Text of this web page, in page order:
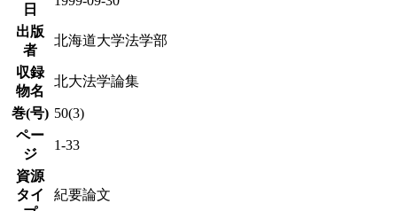
日
出版
者
北海道大学法学部
収録
物名
北大法学論集
巻(号) 50(3)
ペー
ジ
1-33
資源
タイ
紀要論文